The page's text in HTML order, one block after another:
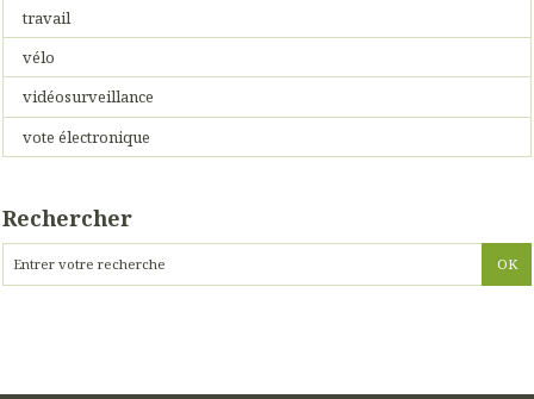
travail
vélo
vidéosurveillance
vote électronique
Rechercher